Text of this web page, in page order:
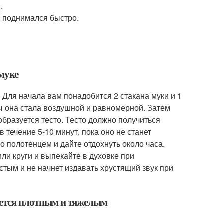
быстро.
начала вам понадобится 2 стакана муки и 1
она стала воздушной и равномерной. Затем
тесто. Тесто должно получиться
5-10 минут, пока оно не станет
полотенцем и дайте отдохнуть около часа.
круги и выпекайте в духовке при
и не начнет издавать хрустящий звук при
плотным и тяжелым